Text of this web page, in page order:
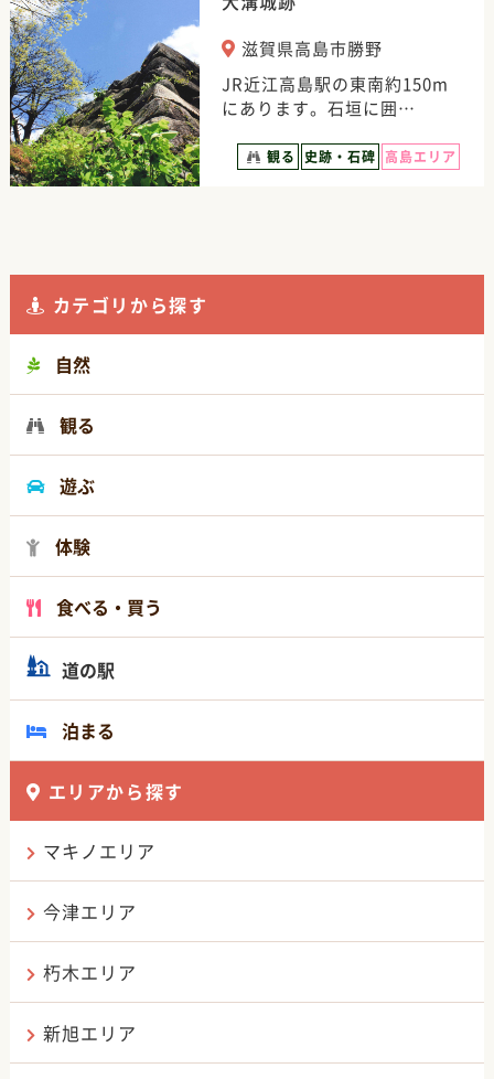
滋賀県高島市勝野
JR近江高島駅の東南約150m
にあります。石垣に囲…
観る 史跡・石碑 高島エリア
カテゴリから探す
自然
観る
遊ぶ
体験
食べる・買う
道の駅
泊まる
エリアから探す
マキノエリア
今津エリア
朽木エリア
新旭エリア